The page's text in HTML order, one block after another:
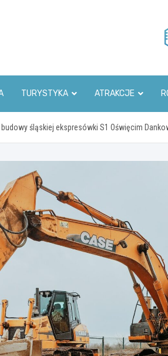
TURYSTYKA ATRAKCJE
śląskiej ekspresówki S1 Oświęcim